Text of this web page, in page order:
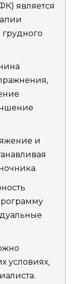
является
и
условиях,